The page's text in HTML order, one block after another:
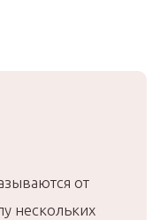
от
нескольких